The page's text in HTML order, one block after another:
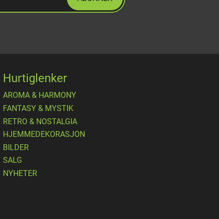
Hurtiglenker
AROMA & HARMONY
FANTASY & MYSTIK
RETRO & NOSTALGIA
HJEMMEDEKORASJON
BILDER
SALG
NYHETER